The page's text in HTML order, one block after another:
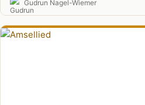
Gudrun Nagel-Wiemer